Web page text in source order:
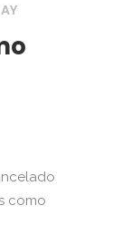
como